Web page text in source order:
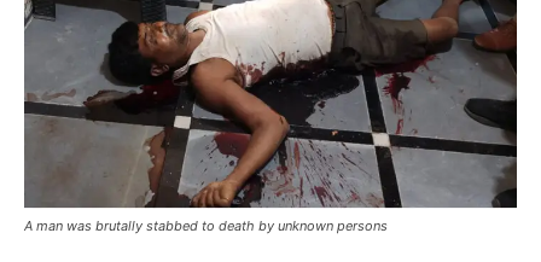
A man was brutally stabbed to death by unknown persons